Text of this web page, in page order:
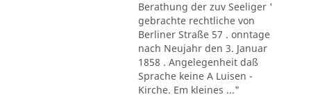
Berathung der zuv Seeliger '
gebrachte rechtliche von
Berliner Straße 57 . onntage
nach Neujahr den 3. Januar
1858 . Angelegenheit daß
Sprache keine A Luisen -
Kirche. Em kleines ..."